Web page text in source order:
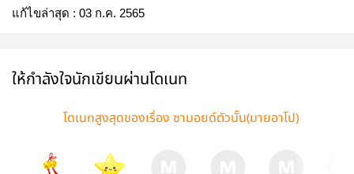
แก้ไขล่าสุด : 03 ก.ค. 2565
ให้กำลังใจนักเขียนผ่านโดเนท
โดเนทสูงสุดของเรื่อง ซามอยด์ตัวนั้น(มายอาโป)